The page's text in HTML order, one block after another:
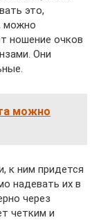
это,
можно
ношение очков
Они
можно
к ним придется
надевать их в
через
четким и